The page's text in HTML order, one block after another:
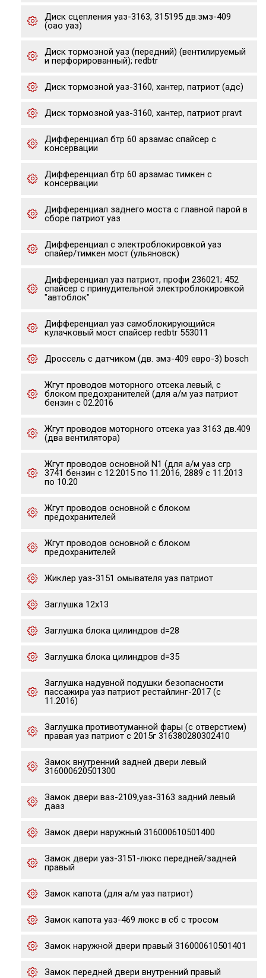
Диск сцепления уаз-3163, 315195 дв.змз-409
(оао уаз)
Диск тормозной уаз (передний) (вентилируемый
и перфорированный); redbtr
Диск тормозной уаз-3160, хантер, патриот (адс)
Диск тормозной уаз-3160, хантер, патриот pravt
Дифференциал бтр 60 арзамас спайсер с
консервации
Дифференциал бтр 60 арзамас тимкен с
консервации
Дифференциал заднего моста с главной парой в
сборе патриот уаз
Дифференциал с электроблокировкой уаз
спайер/тимкен мост (ульяновск)
Дифференциал уаз патриот, профи 236021; 452
спайсер с принудительной электроблокировкой
"автоблок"
Дифференциал уаз самоблокирующийся
кулачковый мост спайсер redbtr 553011
Дроссель с датчиком (дв. змз-409 евро-3) bosch
Жгут проводов моторного отсека левый, с
блоком предохранителей (для а/м уаз патриот
бензин с 02.2016
Жгут проводов моторного отсека уаз 3163 дв.409
(два вентилятора)
Жгут проводов основной N1 (для а/м уаз сгр
3741 бензин с 12.2015 по 11.2016, 2889 с 11.2013
по 10.20
Жгут проводов основной с блоком
предохранителей
Жгут проводов основной с блоком
предохранителей
Жиклер уаз-3151 омывателя уаз патриот
Заглушка 12х13
Заглушка блока цилиндров d=28
Заглушка блока цилиндров d=35
Заглушка надувной подушки безопасности
пассажира уаз патриот рестайлинг-2017 (с
11.2016)
Заглушка противотуманной фары (с отверстием)
правая уаз патриот с 2015г 316380280302410
Замок внутренний задней двери левый
316000620501300
Замок двери ваз-2109,уаз-3163 задний левый
дааз
Замок двери наружный 316000610501400
Замок двери уаз-3151-люкс передней/задней
правый
Замок капота (для а/м уаз патриот)
Замок капота уаз-469 люкс в сб с тросом
Замок наружной двери правый 316000610501401
Замок передней двери внутренний правый